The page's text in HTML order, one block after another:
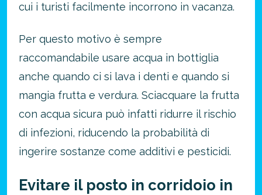
cui i turisti facilmente incorrono in vacanza.
Per questo motivo è sempre
raccomandabile usare acqua in bottiglia
anche quando ci si lava i denti e quando si
mangia frutta e verdura. Sciacquare la frutta
con acqua sicura può infatti ridurre il rischio
di infezioni, riducendo la probabilità di
ingerire sostanze come additivi e pesticidi.
Evitare il posto in corridoio in